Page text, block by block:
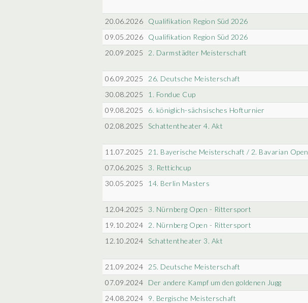
20.06.2026 Qualifikation Region Süd 2026
09.05.2026
Qualifikation Region Süd 2026
20.09.2025
2. Darmstädter Meisterschaft
06.09.2025 26. Deutsche Meisterschaft
30.08.2025
1. Fondue Cup
09.08.2025
6. königlich-sächsisches Hofturnier
02.08.2025
Schattentheater 4. Akt
11.07.2025 21. Bayerische Meisterschaft / 2. Bavarian Open
07.06.2025
3. Rettichcup
30.05.2025
14. Berlin Masters
12.04.2025 3. Nürnberg Open - Rittersport
19.10.2024
2. Nürnberg Open - Rittersport
12.10.2024
Schattentheater 3. Akt
21.09.2024 25. Deutsche Meisterschaft
07.09.2024
Der andere Kampf um den goldenen Jugg
24.08.2024
9. Bergische Meisterschaft